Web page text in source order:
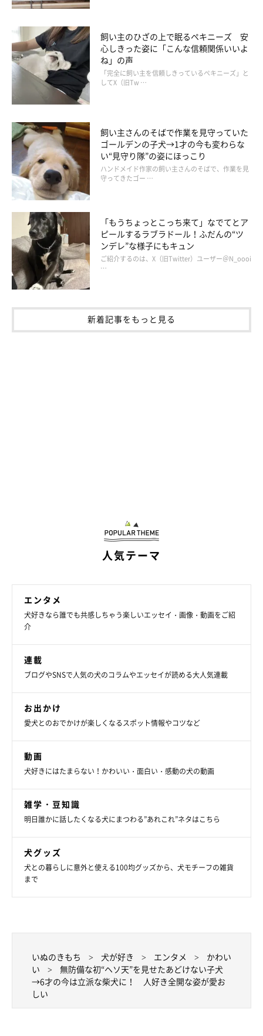
飼い主さん：
「パピーのころから人が大好き なのは、今も変わっていません。
見知らぬ人に『可愛い』と声をかけられると、お耳ペタペタ、し
っぽブンブンで体全体で嬉しさを表現。ナデナデされるとゴロン
としちゃいます。
信号待ちで見知らぬ人がバッグに手を入れると、『おやつが出て
くる』と本気で信じています」
その後ろ姿について、飼い主さんは
※この記事は投稿者さまに取材し、了承の上制作したものです。
2026年5月時点の情報であり、現在と異なる場合があります。
飼い主のひざの上で眠るペキニーズ 安
心しきった姿に「こんな信頼関係いいよ
ね」の声
「完全に飼い主を信頼しきっているペキニーズ」と
してX（旧Tw …
飼い主さんのそばで作業を見守っていた
ゴールデンの子犬→1才の今も変わらな
い“見守り隊”の姿にほっこり
ハンドメイド作家の飼い主さんのそばで、作業を見
守ってきたゴー …
「もうちょっとこっち来て」なでてとア
ピールするラブラドール！ふだんの“ツ
ンデレ”な様子にもキュン
ご紹介するのは、X（旧Twitter）ユーザー＠N_oooi
…
新着記事をもっと見る
人気テーマ
エンタメ
犬好きなら誰でも共感しちゃう楽しいエッセイ・画像・動画をご紹
介
連載
ブログやSNSで人気の犬のコラムやエッセイが読める大人気連載
お出かけ
愛犬とのおでかけが楽しくなるスポット情報やコツなど
動画
犬好きにはたまらない！かわいい・面白い・感動の犬の動画
雑学・豆知識
明日誰かに話したくなる犬にまつわる”あれこれ”ネタはこちら
犬グッズ
犬との暮らしに意外と使える100均グッズから、犬モチーフの雑貨
まで
いぬのきもち 犬が好き エンタメ
かわい
い
無防備な初“ヘソ天”を見せたあどけない子犬
→6才の今は立派な柴犬に！ 人好き全開な姿が愛お
しい